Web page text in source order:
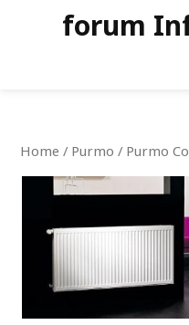
forum
Home / Purmo / Purmo